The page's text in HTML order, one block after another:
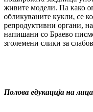
живите модели. Па како
обликуваните кукли, се
репродуктивни органи,
напишани со Браево
зголемени слики за
Полова едукација на